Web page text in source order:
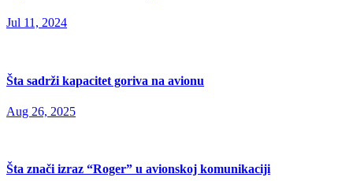
Jul 11, 2024
Šta sadrži kapacitet goriva na avionu
Aug 26, 2025
Šta znači izraz “Roger” u avionskoj komunikaciji